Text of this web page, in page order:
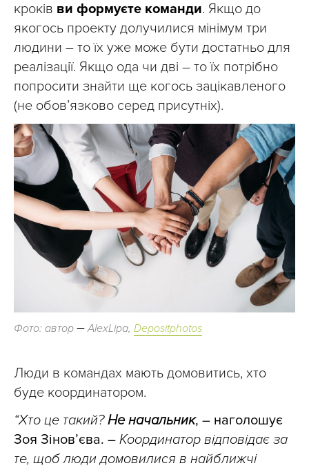
кроків ви формуєте команди. Якщо до
якогось проекту долучилися мінімум три
людини – то їх уже може бути достатньо для
реалізації. Якщо ода чи дві – то їх потрібно
попросити знайти ще когось зацікавленого
(не обов’язково серед присутніх).
Фото: автор –AlexLipa, Depositphotos
Люди в командах мають домовитись, хто
буде координатором.
“Хто це такий?Не начальник, – наголошує
Зоя Зінов’єва. – Координатор відповідає за
те, щоб люди домовилися в найближчі